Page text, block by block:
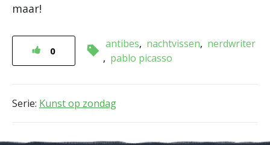
maar!
0
antibes nachtvissen
nerdwriter
pablo picasso
Serie: Kunst op zondag